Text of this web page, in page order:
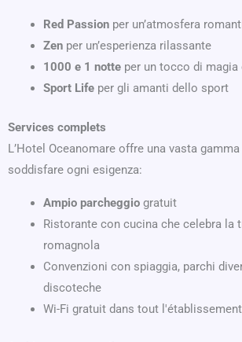
Red Passion per un’atmosfera
Zen per un’esperienza rilassante
1000 e 1 notte per un tocco di magia
Sport Life per gli amanti dello sport
Services complets
L’Hotel Oceanomare offre una vasta
soddisfare ogni esigenza:
Ampio parcheggio gratuit
Ristorante con cucina che celebra la
romagnola
Convenzioni con spiaggia, parchi
discoteche
Wi-Fi gratuit dans tout l'établissement